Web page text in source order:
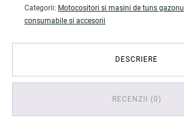
Categorii: Motocositori si masini de tuns gazonul
consumabile si accesorii
DESCRIERE
RECENZII (0)